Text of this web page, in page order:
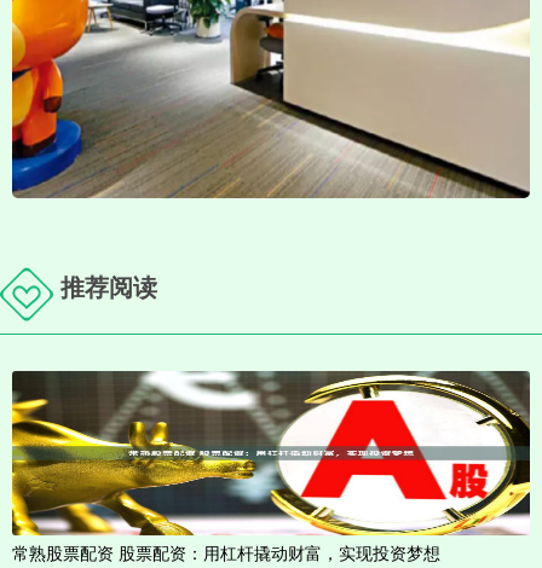
推荐阅读
常熟股票配资 股票配资：用杠杆撬动财富，实现投资梦想